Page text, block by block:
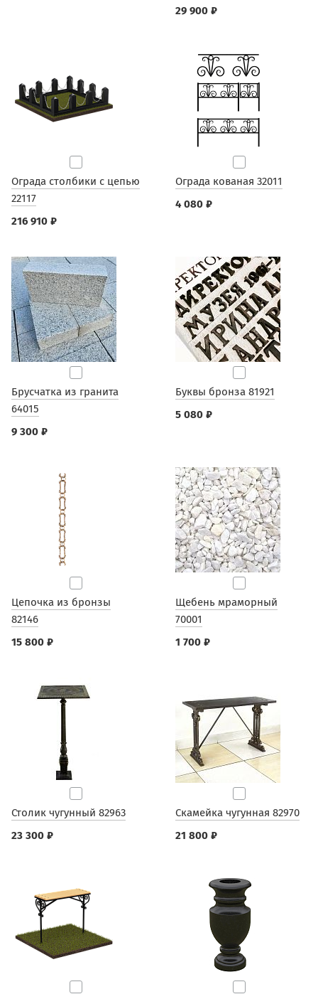
29 900 ₽
Ограда столбики с цепью
22117
216 910 ₽
Ограда кованая 32011
4 080 ₽
Брусчатка из гранита
64015
9 300 ₽
Буквы бронза 81921
5 080 ₽
Цепочка из бронзы
82146
15 800 ₽
Щебень мраморный
70001
1 700 ₽
Столик чугунный 82963
23 300 ₽
Скамейка чугунная 82970
21 800 ₽